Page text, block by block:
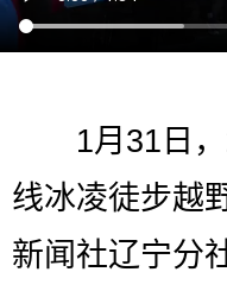
1月31日，
线冰凌徒步越
新闻社辽宁分